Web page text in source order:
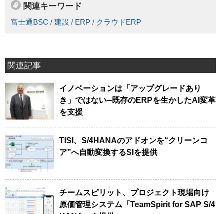
関連キーワード
富士通BSC / 建設 / ERP / クラウドERP
関連記事
イノベーションは「アップグレードあり
き」ではない─既存のERPを生かしたAI変革
を支援
TISI、S/4HANAのアドオンを“クリーンコ
ア”へ自動変換するSIを提供
チームスピリット、プロジェクト現場向け
原価管理システム「TeamSpirit for SAP S/4